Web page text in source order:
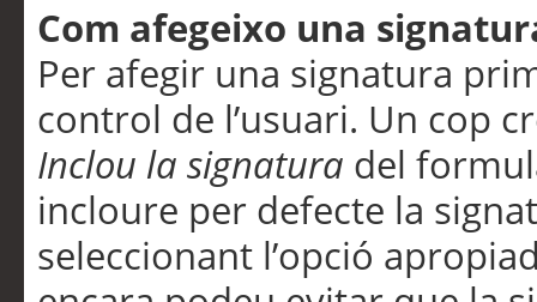
Com afegeixo una
Per afegir una signatura
control de l’usuari. Un cop
Inclou la signatura del
incloure per defecte la
seleccionant l’opció